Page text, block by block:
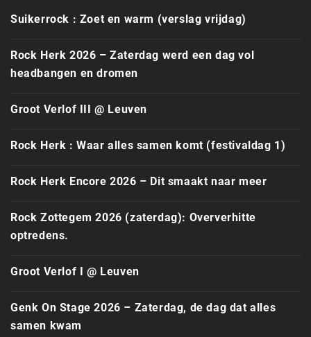
Suikerrock : Zoet en warm (verslag vrijdag)
Rock Herk 2026 – Zaterdag werd een dag vol
headbangen en dromen
Groot Verlof III @ Leuven
Rock Herk : Waar alles samen komt (festivaldag 1)
Rock Herk Encore 2026 – Dit smaakt naar meer
Rock Zottegem 2026 (zaterdag): Oververhitte
optredens.
Groot Verlof I @ Leuven
Genk On Stage 2026 – Zaterdag, de dag dat alles
samen kwam